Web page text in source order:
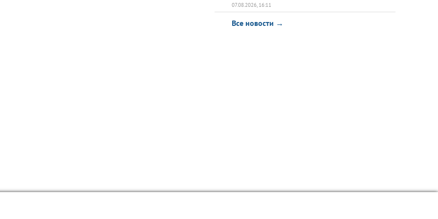
07.08.2026, 16:11
Все новости →